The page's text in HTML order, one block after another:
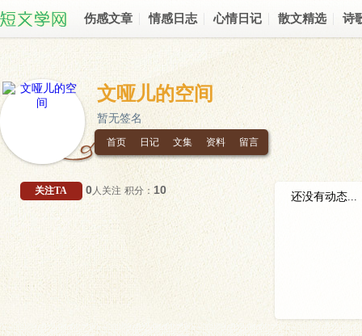
伤感文章 情感日志 心情日记 散文精选 诗
文哑儿的空间
暂无签名
首页 日记 文集 资料 留言
关注TA 0人关注 积分： 10
还没有动态...